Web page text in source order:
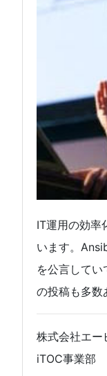
IT運用の効率
います。
を公言して
の投稿も多数
株式会社エー
iTOC事業部